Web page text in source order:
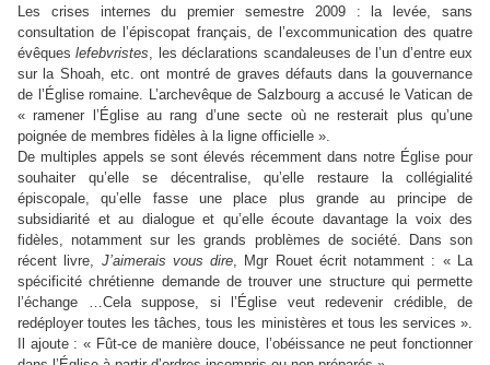
Les crises internes du premier semestre 2009 : la levée, sans
consultation de l’épiscopat français, de l’excommunication des quatre
évêqueslefebvristes , les déclarations scandaleuses de l’un d’entre eux
sur la Shoah, etc. ont montré de graves défauts dans la gouvernance
de l’Église romaine. L’archevêque de Salzbourg a accusé le Vatican de
« ramener l’Église au rang d’une secte où ne resterait plus qu’une
poignée de membres fidèles à la ligne officielle ».
De multiples appels se sont élevés récemment dans notre Église pour
souhaiter qu’elle se décentralise, qu’elle restaure la collégialité
épiscopale, qu’elle fasse une place plus grande au principe de
subsidiarité et au dialogue et qu’elle écoute davantage la voix des
fidèles, notamment sur les grands problèmes de société. Dans son
récent livre, J’aimerais vous dire , Mgr Rouet écrit notamment : « La
spécificité chrétienne demande de trouver une structure qui permette
l’échange …Cela suppose, si l’Église veut redevenir crédible, de
redéployer toutes les tâches, tous les ministères et tous les services ».
Il ajoute : « Fût-ce de manière douce, l’obéissance ne peut fonctionner